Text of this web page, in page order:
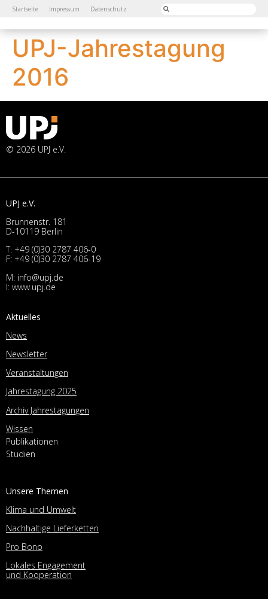
Startseite Impressum Datenschutz
UPJ-Jahrestagung
2016
© 2026 UPJ e.V.
UPJ e.V.
Brunnenstr. 181
D-10119 Berlin
T: +49 (0)30 2787 406-0
F: +49 (0)30 2787 406-19
M: info@upj.de
I: www.upj.de
Aktuelles
News
Newsletter
Veranstaltungen
Jahrestagung 2025
Archiv Jahrestagungen
Wissen
Publikationen
Studien
Unsere Themen
Klima und Umwelt
Nachhaltige Lieferketten
Pro Bono
Lokales Engagement
und Kooperation